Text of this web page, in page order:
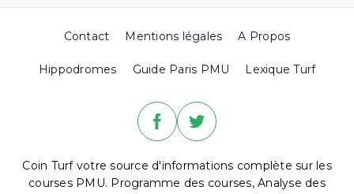
Contact Mentions légales A Propos
Hippodromes Guide Paris PMU Lexique Turf
Coin Turf votre source d'informations complète sur les
courses PMU. Programme des courses, Analyse des